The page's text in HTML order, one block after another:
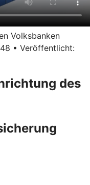
Volksbanken
• Veröffentlicht:
des